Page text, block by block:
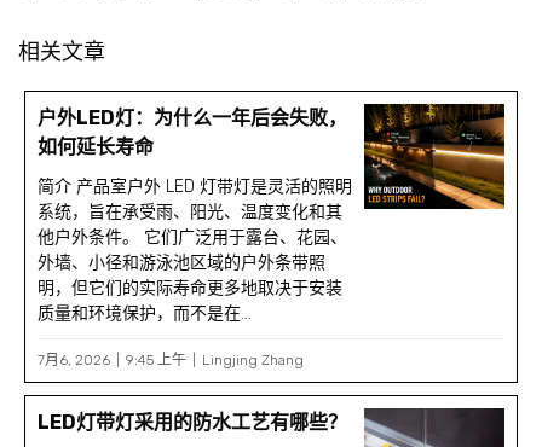
相关文章
户外LED灯：为什么一年后会失败，
如何延长寿命
简介 产品室户外 LED 灯带灯是灵活的照明
系统，旨在承受雨、阳光、温度变化和其
他户外条件。 它们广泛用于露台、花园、
外墙、小径和游泳池区域的户外条带照
明，但它们的实际寿命更多地取决于安装
质量和环境保护，而不是在...
7月6, 2026 9:45 上午 Lingjing Zhang
LED灯带灯采用的防水工艺有哪些？